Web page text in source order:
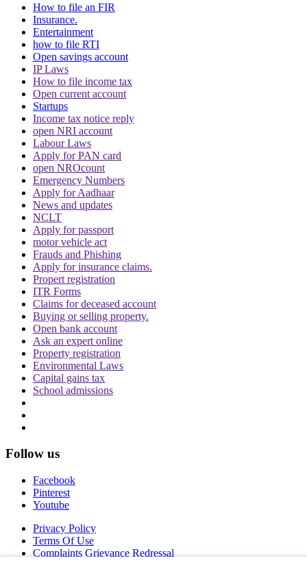
How to file an FIR
Insurance.
Entertainment
how to file RTI
Open savings account
IP Laws
How to file income tax
Open current account
Startups
Income tax notice reply
open NRI account
Labour Laws
Apply for PAN card
open NROcount
Emergency Numbers
Apply for Aadhaar
News and updates
NCLT
Apply for passport
motor vehicle act
Frauds and Phishing
Apply for insurance claims.
Propert registration
ITR Forms
Claims for deceased account
Buying or selling property.
Open bank account
Ask an expert online
Property registration
Environmental Laws
Capital gains tax
School admissions
Follow us
Facebook
Pinterest
Youtube
Privacy Policy
Terms Of Use
Complaints Grievance Redressal